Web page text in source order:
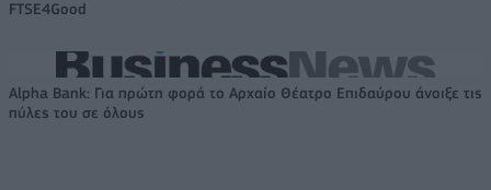
FTSE4Good
Alpha Bank: Για πρώτη φορά το Αρχαίο Θέατρο Επιδαύρου άνοιξε τις
πύλες του σε όλους